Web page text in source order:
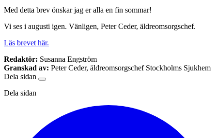
Med detta brev önskar jag er alla en fin sommar!
Vi ses i augusti igen. Vänligen, Peter Ceder, äldreomsorgschef.
Läs brevet här.
Redaktör: Susanna Engström
Granskad av: Peter Ceder, äldreomsorgschef Stockholms Sjukhem
Dela sidan
Dela sidan